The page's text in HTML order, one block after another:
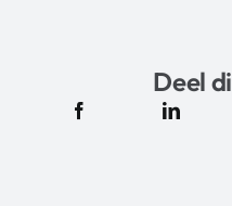
Deel